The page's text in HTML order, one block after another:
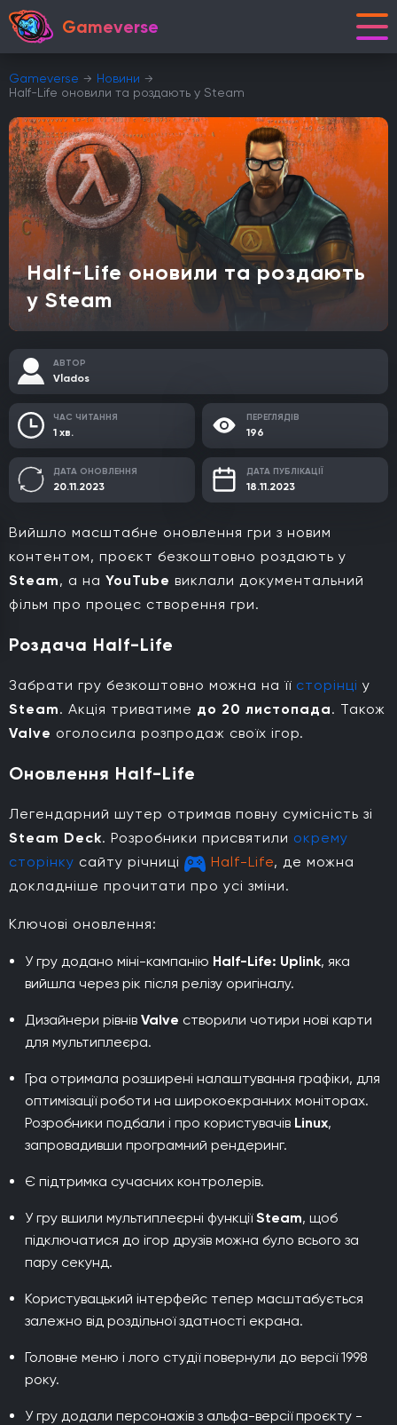
Gameverse
Gameverse
Новини
Half-Life оновили та роздають у Steam
Half-Life оновили та роздають
у Steam
АВТОР
Vlados
ЧАС ЧИТАННЯ
1 хв.
ПЕРЕГЛЯДІВ
196
ДАТА ОНОВЛЕННЯ
20.11.2023
ДАТА ПУБЛІКАЦІЇ
18.11.2023
Вийшло масштабне оновлення гри з новим
контентом, проєкт безкоштовно роздають у
Steam, а на YouTube виклали документальний
фільм про процес створення гри.
Роздача Half-Life
Забрати гру безкоштовно можна на її сторінці у
Steam. Акція триватиме до 20 листопада. Також
Valve оголосила розпродаж своїх ігор.
Оновлення Half-Life
Легендарний шутер отримав повну сумісність зі
Steam Deck. Розробники присвятили окрему
сторінку сайту річниці Half-Life, де можна
докладніше прочитати про усі зміни.
Ключові оновлення:
У гру додано міні-кампанію Half-Life: Uplink, яка
вийшла через рік після релізу оригіналу.
Дизайнери рівнів Valve створили чотири нові карти
для мультиплеєра.
Гра отримала розширені налаштування графіки, для
оптимізації роботи на широкоекранних моніторах.
Розробники подбали і про користувачів Linux,
запровадивши програмний рендеринг.
Є підтримка сучасних контролерів.
У гру вшили мультиплеєрні функціїSteam, щоб
підключатися до ігор друзів можна було всього за
пару секунд.
Користувацький інтерфейс тепер масштабується
залежно від роздільної здатності екрана.
Головне меню і лого студії повернули до версії 1998
року.
У гру додали персонажів з альфа-версії проєкту -